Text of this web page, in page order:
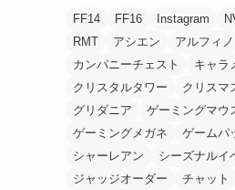
FF14 FF16 Instagram
RMT
アシエン アルフィノ
カンパニーチェスト
キャラ
クリスタルタワー
クリスマ
グリダニア
ゲーミングマウ
ゲーミングメガネ
ゲームパ
シャーレアン
シーズナルイ
ジャッジオーダー
チャット